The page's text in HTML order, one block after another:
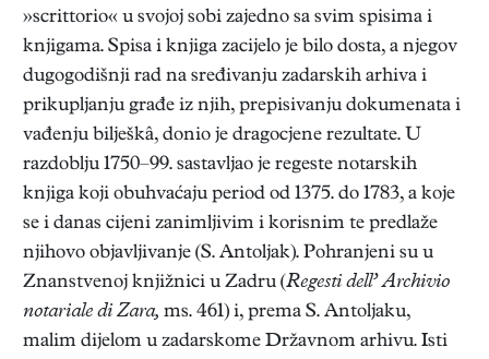
»scrittorio« u svojoj sobi zajedno sa svim spisima i
knjigama. Spisa i knjiga zacijelo je bilo dosta, a njegov
dugogodišnji rad na sređivanju zadarskih arhiva i
prikupljanju građe iz njih, prepisivanju dokumenata i
vađenju bilješkâ, donio je dragocjene rezultate. U
razdoblju 1750–99. sastavljao je regeste notarskih
knjiga koji obuhvaćaju period od 1375. do 1783, a koje
se i danas cijeni zanimljivim i korisnim te predlaže
njihovo objavljivanje (S. Antoljak). Pohranjeni su u
Znanstvenoj knjižnici u Zadru (Regesti dell’ Archivio
notariale di Zara, ms. 461) i, prema S. Antoljaku,
malim dijelom u zadarskome Državnom arhivu. Isti